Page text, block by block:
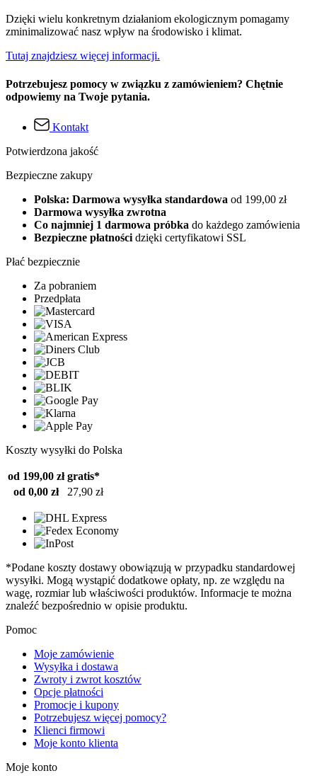
Dzięki wielu konkretnym działaniom ekologicznym pomagamy
zminimalizować nasz wpływ na środowisko i klimat.
Tutaj znajdziesz więcej informacji.
Potrzebujesz pomocy w związku z zamówieniem? Chętnie
odpowiemy na Twoje pytania.
Kontakt
Potwierdzona jakość
Bezpieczne zakupy
Polska: Darmowa wysyłka standardowa od 199,00 zł
Darmowa wysyłka zwrotna
Co najmniej 1 darmowa próbka do każdego zamówienia
Bezpieczne płatności dzięki certyfikatowi SSL
Płać bezpiecznie
Za pobraniem
Przedpłata
Koszty wysyłki do Polska
od 199,00 zł gratis*
od 0,00 zł
27,90 zł
*Podane koszty dostawy obowiązują w przypadku standardowej
wysyłki. Mogą wystąpić dodatkowe opłaty, np. ze względu na
wagę, rozmiar lub właściwości produktów. Informacje te można
znaleźć bezpośrednio w opisie produktu.
Pomoc
Moje zamówienie
Wysyłka i dostawa
Zwroty i zwrot kosztów
Opcje płatności
Promocje i kupony
Potrzebujesz więcej pomocy?
Klienci firmowi
Moje konto klienta
Moje konto